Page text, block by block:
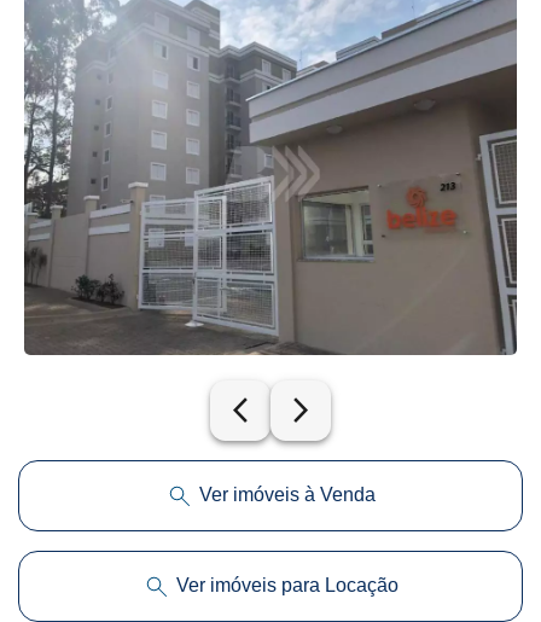
arrow_back_ios_new arrow_forward_ios
Ver imóveis à Venda
Ver imóveis para Locação